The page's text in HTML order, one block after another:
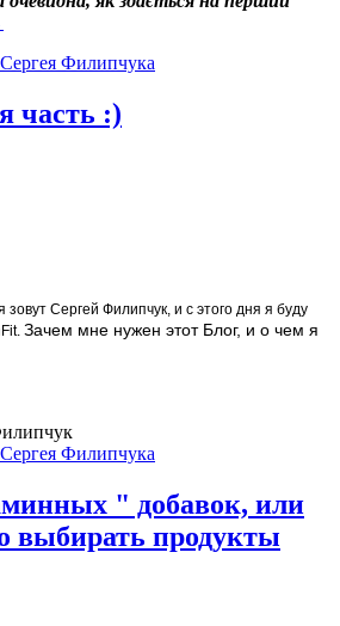
Филипчука
часть :)
Сергей Филипчук, и с этого дня я буду
Зачем мне нужен этот Блог, и о чем я
Филипчука
" добавок, или
выбирать продукты